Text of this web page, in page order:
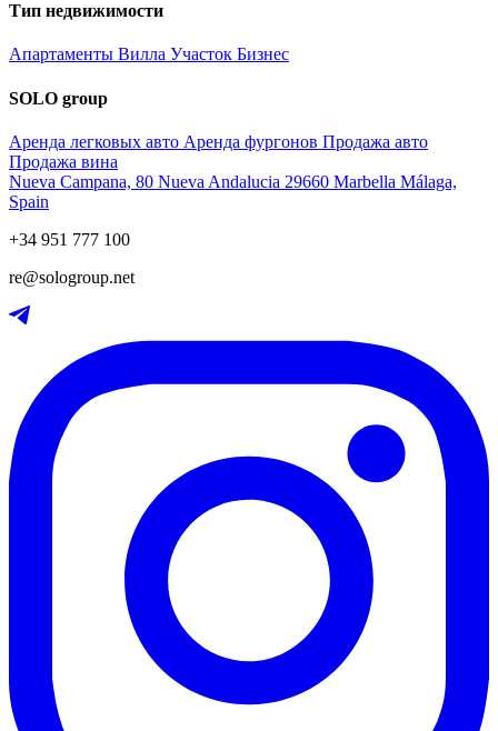
Тип недвижимости
Апартаменты Вилла Участок Бизнес
SOLO group
Аренда легковых авто Аренда фургонов Продажа авто
Продажа вина
Nueva Campana, 80 Nueva Andalucia 29660 Marbella Málaga,
Spain
+34 951 777 100
re@sologroup.net